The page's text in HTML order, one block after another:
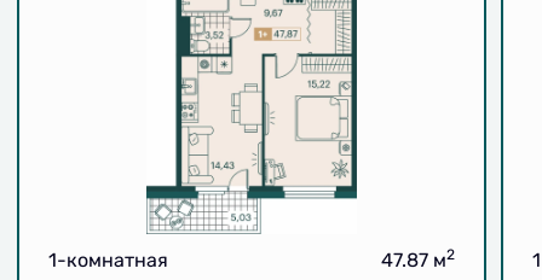
1-комнатная 47.87 м2